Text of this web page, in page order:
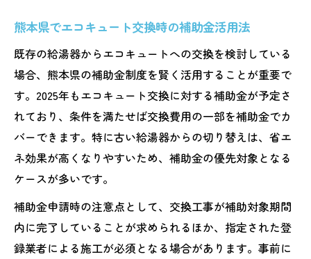
熊本県でエコキュート交換時の補助金活用法
既存の給湯器からエコキュートへの交換を検討している
場合、熊本県の補助金制度を賢く活用することが重要で
す。2025年もエコキュート交換に対する補助金が予定さ
れており、条件を満たせば交換費用の一部を補助金でカ
バーできます。特に古い給湯器からの切り替えは、省エ
ネ効果が高くなりやすいため、補助金の優先対象となる
ケースが多いです。
補助金申請時の注意点として、交換工事が補助対象期間
内に完了していることが求められるほか、指定された登
録業者による施工が必須となる場合があります。事前に